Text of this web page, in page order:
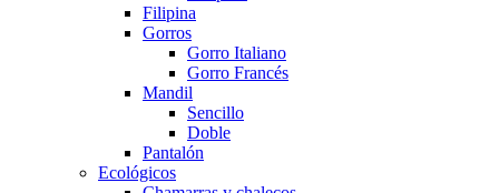
Filipina
Gorros
Gorro Italiano
Gorro Francés
Mandil
Sencillo
Doble
Pantalón
Ecológicos